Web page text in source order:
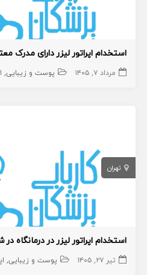
استخدام اپراتور لیزر دارای مدرک
مرداد ۷, ۱۴۰۵ پوست و زیبایی
تهران
استخدام اپراتور لیزر در درمانگاه
تیر ۲۷, ۱۴۰۵ پوست و زیبایی